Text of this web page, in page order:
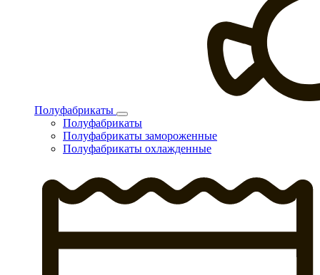
Полуфабрикаты
Полуфабрикаты
Полуфабрикаты замороженные
Полуфабрикаты охлажденные